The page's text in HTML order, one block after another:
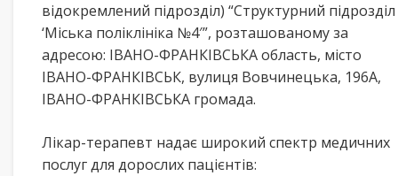
відокремлений підрозділ) “Структурний підрозділ
‘Міська поліклініка №4′”, розташованому за
адресою: ІВАНО-ФРАНКІВСЬКА область, місто
ІВАНО-ФРАНКІВСЬК, вулиця Вовчинецька, 196А,
ІВАНО-ФРАНКІВСЬКА громада.
Лікар-терапевт надає широкий спектр медичних
послуг для дорослих пацієнтів: